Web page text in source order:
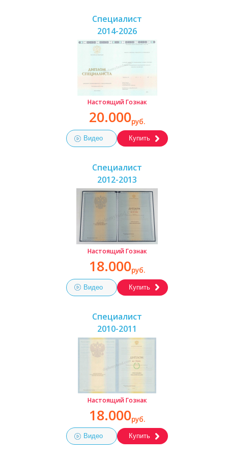
Специалист
2014-2026
Настоящий Гознак
20.000руб.
Видео Купить
Специалист
2012-2013
Настоящий Гознак
18.000руб.
Видео Купить
Специалист
2010-2011
Настоящий Гознак
18.000руб.
Видео Купить